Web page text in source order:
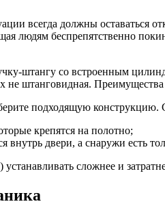
всегда должны оставаться
людям беспрепятственно
штангу со встроенным
не штанговидная.
подходящую конструкцию.
крепятся на полотно;
двери, а снаружи есть
сложнее и